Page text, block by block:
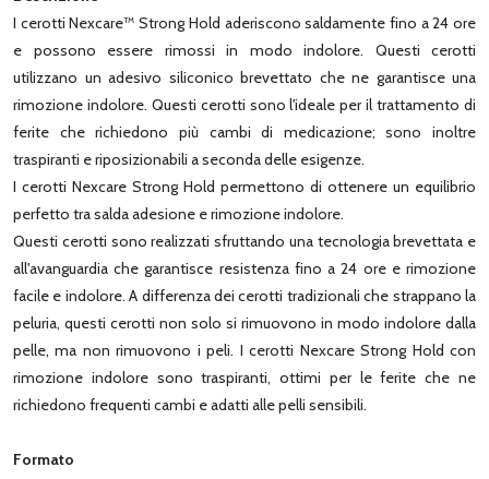
I cerotti Nexcare™ Strong Hold aderiscono saldamente fino a 24 ore
e possono essere rimossi in modo indolore. Questi cerotti
utilizzano un adesivo siliconico brevettato che ne garantisce una
rimozione indolore. Questi cerotti sono l'ideale per il trattamento di
ferite che richiedono più cambi di medicazione; sono inoltre
traspiranti e riposizionabili a seconda delle esigenze.
I cerotti Nexcare Strong Hold permettono di ottenere un equilibrio
perfetto tra salda adesione e rimozione indolore.
Questi cerotti sono realizzati sfruttando una tecnologia brevettata e
all'avanguardia che garantisce resistenza fino a 24 ore e rimozione
facile e indolore. A differenza dei cerotti tradizionali che strappano la
peluria, questi cerotti non solo si rimuovono in modo indolore dalla
pelle, ma non rimuovono i peli. I cerotti Nexcare Strong Hold con
rimozione indolore sono traspiranti, ottimi per le ferite che ne
richiedono frequenti cambi e adatti alle pelli sensibili.
Formato